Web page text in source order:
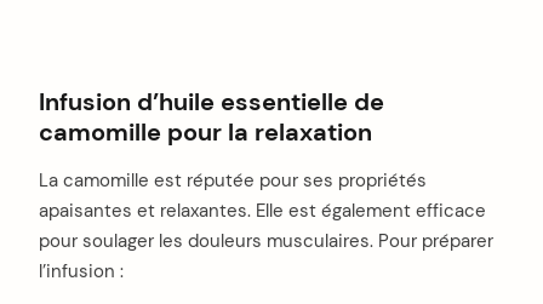
Infusion d’huile essentielle de
camomille pour la relaxation
La camomille est réputée pour ses propriétés
apaisantes et relaxantes. Elle est également efficace
pour soulager les douleurs musculaires. Pour préparer
l’infusion :